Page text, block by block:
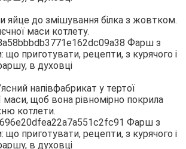
яйце до змішування білка з жовтком.
маси котлету.
напівфабрикат у тертої
маси, щоб вона рівномірно покрила
котлети.